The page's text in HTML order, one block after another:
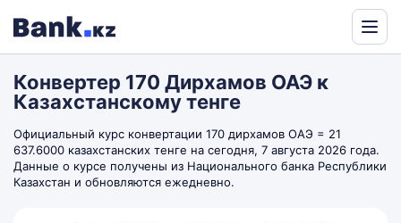
by
Translate
Конвертер 170 Дирхамов ОАЭ к
Казахстанскому тенге
Официальный курс конвертации 170 дирхамов ОАЭ = 21
637.6000 казахстанских тенге на сегодня, 7 августа 2026 года.
Данные о курсе получены из Национального банка Республики
Казахстан и обновляются ежедневно.